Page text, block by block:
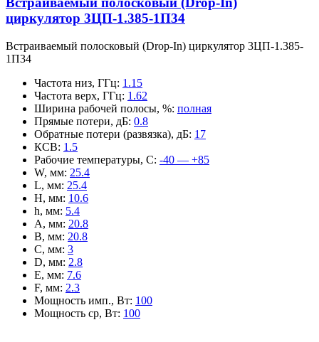
циркулятор 3ЦП-1.385-1П34
Встраиваемый полосковый (Drop-In) циркулятор 3ЦП-1.385-
1П34
Частота низ, ГГц: 1.15
Частота верх, ГГц: 1.62
Ширина рабочей полосы, %: полная
Прямые потери, дБ: 0.8
Обратные потери (развязка), дБ: 17
КСВ: 1.5
Рабочие температуры, С: -40 — +85
W, мм: 25.4
L, мм: 25.4
H, мм: 10.6
h, мм: 5.4
A, мм: 20.8
B, мм: 20.8
C, мм: 3
D, мм: 2.8
E, мм: 7.6
F, мм: 2.3
Мощность имп., Вт: 100
Мощность ср, Вт: 100